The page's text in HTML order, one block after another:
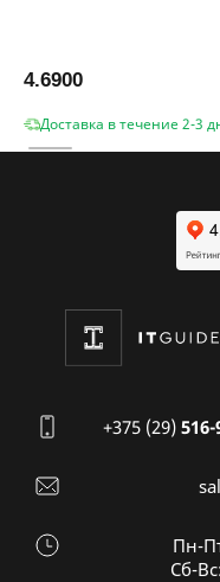
4.6900
Доставка в течение 2-3
+375 (29) 516-
Пн-
Cб-